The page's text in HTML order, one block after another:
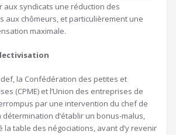
aux syndicats une réduction des
aux chômeurs, et particulièrement une
maximale.
la Confédération des petites et
(CPME) et l’Union des entreprises de
par une intervention du chef de
détermination d’établir un bonus-malus,
table des négociations, avant d’y revenir